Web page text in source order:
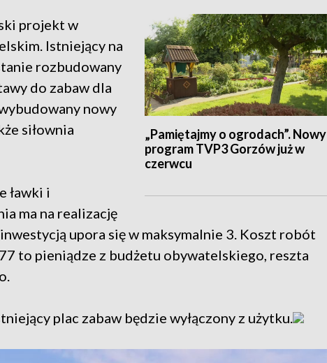
„Pamiętajmy o ogrodach”. Nowy
program TVP3 Gorzów już w
czerwcu
projekt w
Istniejący na
rozbudowany
do zabaw dla
nowy
siłownia
ławki i
ma na realizację
upora się w maksymalnie 3. Koszt robót
to pieniądze z budżetu obywatelskiego, reszta
plac zabaw będzie wyłączony z użytku.